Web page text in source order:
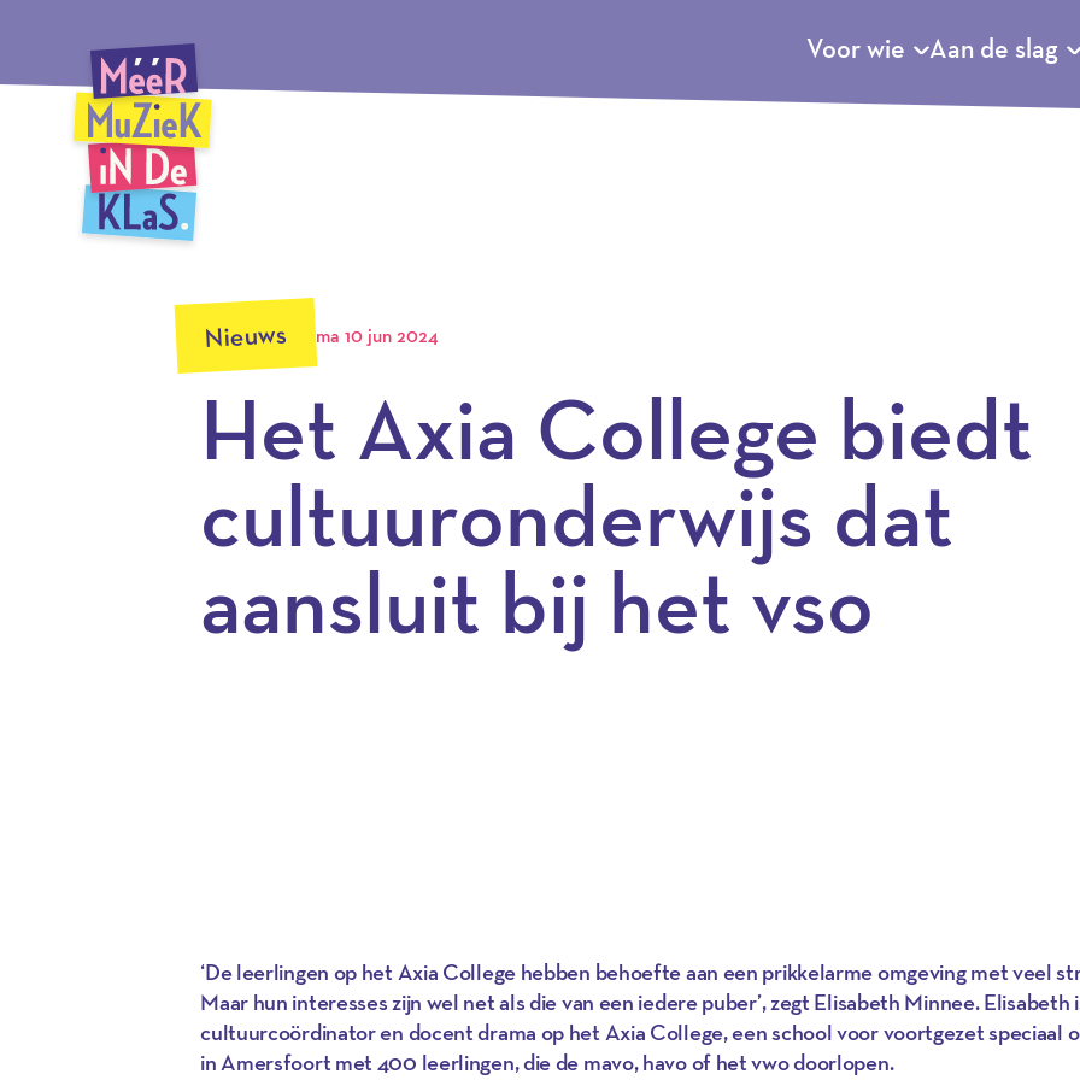
hoofdinhoud
Méér Muziek in de Klas, terug naar de homepagina Voor wie Aan de slag
Nieuws ma 10 jun 2024
Het Axia College biedt
cultuuronderwijs dat
aansluit bij het vso
‘De leerlingen op het Axia College hebben behoefte aan een prikkelarme omgeving met veel
Maar hun interesses zijn wel net als die van een iedere puber’, zegt Elisabeth Minnee. Elisabeth
cultuurcoördinator en docent drama op het Axia College, een school voor voortgezet speciaal
in Amersfoort met 400 leerlingen, die de mavo, havo of het vwo doorlopen.